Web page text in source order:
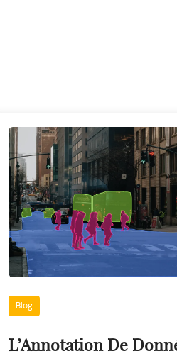
Blog
L’Annotation De